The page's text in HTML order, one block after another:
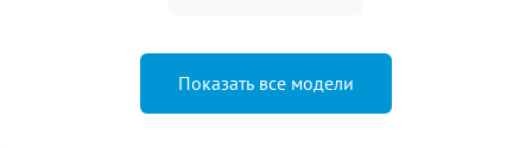
Показать все модели